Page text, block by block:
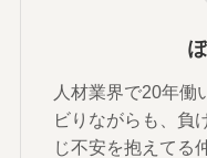
人材業界で20年働
ビりながらも、負
じ不安を抱えてる